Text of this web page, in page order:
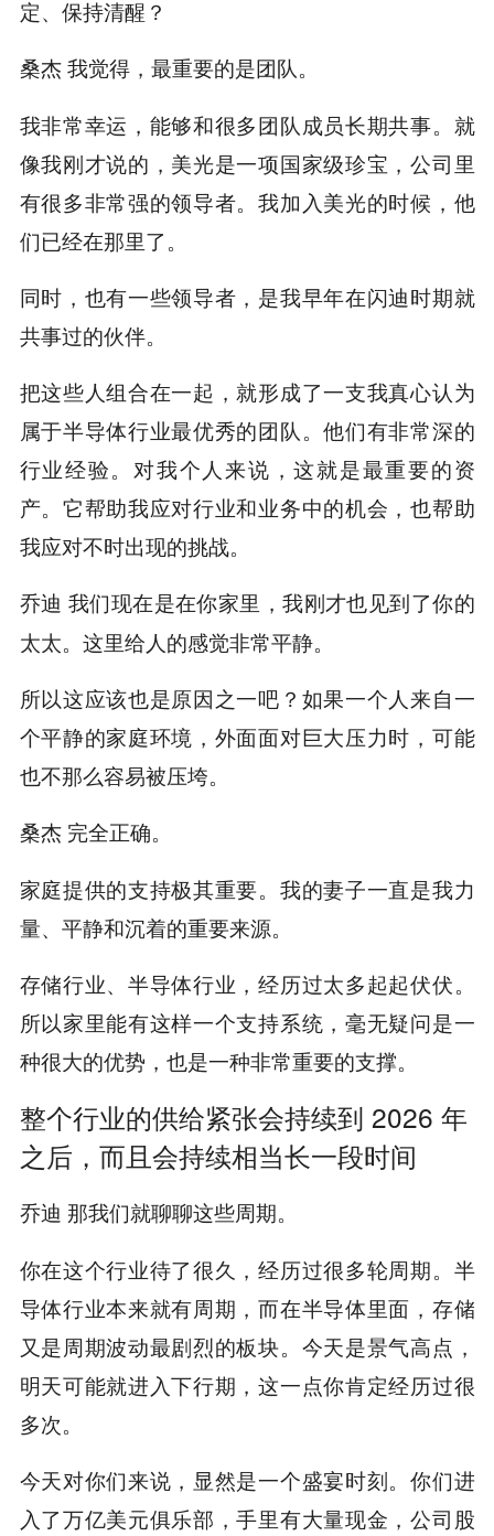
定、保持清醒？
桑杰我觉得，最重要的是团队。
我非常幸运，能够和很多团队成员长期共事。就
像我刚才说的，美光是一项国家级珍宝，公司里
有很多非常强的领导者。我加入美光的时候，他
们已经在那里了。
同时，也有一些领导者，是我早年在闪迪时期就
共事过的伙伴。
把这些人组合在一起，就形成了一支我真心认为
属于半导体行业最优秀的团队。他们有非常深的
行业经验。对我个人来说，这就是最重要的资
产。它帮助我应对行业和业务中的机会，也帮助
我应对不时出现的挑战。
乔迪 我们现在是在你家里，我刚才也见到了你的
太太。这里给人的感觉非常平静。
所以这应该也是原因之一吧？如果一个人来自一
个平静的家庭环境，外面面对巨大压力时，可能
也不那么容易被压垮。
桑杰 完全正确。
家庭提供的支持极其重要。我的妻子一直是我力
量、平静和沉着的重要来源。
存储行业、半导体行业，经历过太多起起伏伏。
所以家里能有这样一个支持系统，毫无疑问是一
种很大的优势，也是一种非常重要的支撑。
整个行业的供给紧张会持续到 2026 年
之后，而且会持续相当长一段时间
乔迪 那我们就聊聊这些周期。
你在这个行业待了很久，经历过很多轮周期。半
导体行业本来就有周期，而在半导体里面，存储
又是周期波动最剧烈的板块。今天是景气高点，
明天可能就进入下行期，这一点你肯定经历过很
多次。
今天对你们来说，显然是一个盛宴时刻。你们进
入了万亿美元俱乐部，手里有大量现金，公司股